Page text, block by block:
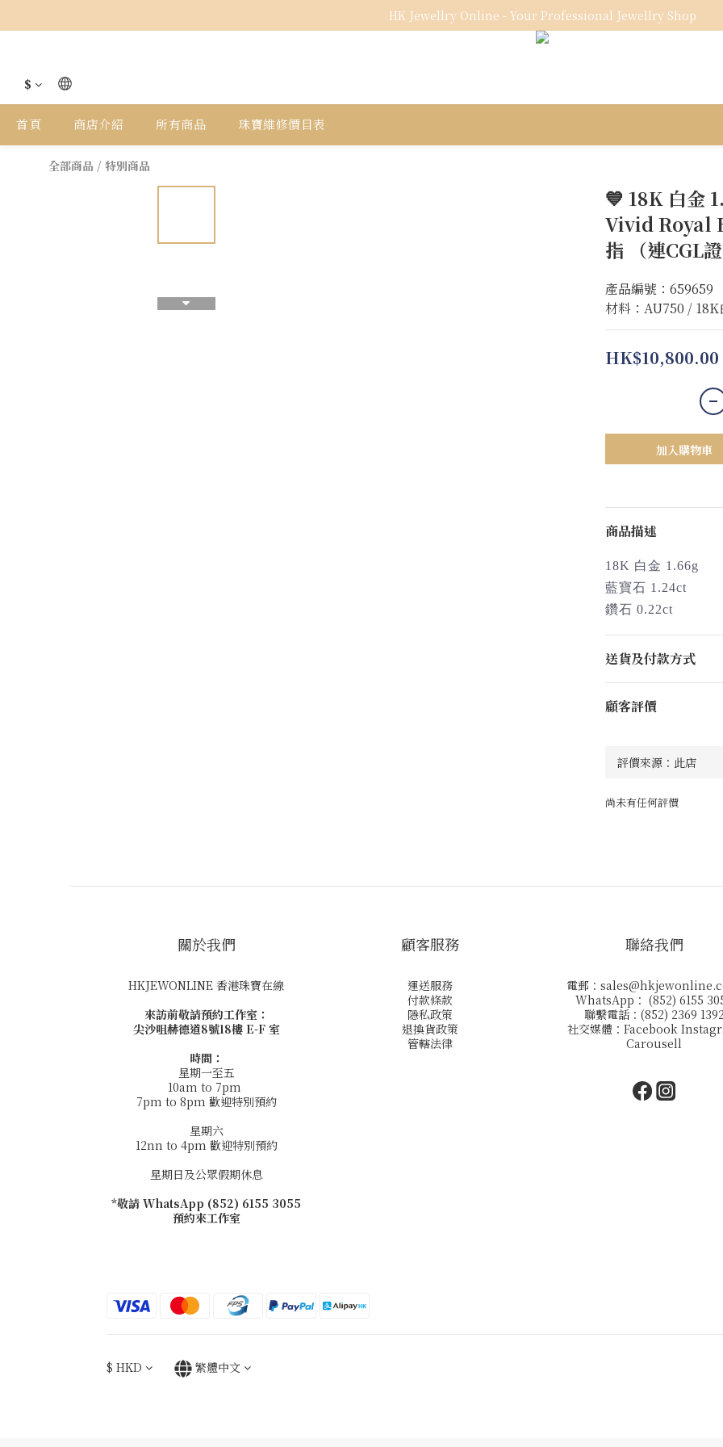
HK Jewellry Online - Your Professional Jewellry Shop
$
首頁 商店介紹 所有商品 珠寶維修價目表
全部商品 / 特別商品
💙 18K 白金
Vivid Royal
指 （連CGL
產品編號：659659
材料：AU750 / 18K
HK$10,800.00
加入購物車
商品描述
18K 白金 1.66g
藍寶石 1.24ct
鑽石 0.22ct
送貨及付款方式
顧客評價
尚未有任何評價
關於我們
HKJEWONLINE 香港珠寶在線
來訪前敬請預約工作室：
尖沙咀赫德道8號18樓 E-F 室
時間：
星期一至五
10am to 7pm
7pm to 8pm 歡迎特別預約
星期六
12nn to 4pm 歡迎特別預約
星期日及公眾假期休息
*敬請 WhatsApp (852) 6155 3055
預約來工作室
顧客服務
運送服務
付款條款
隱私政策
退換貨政策
管轄法律
聯絡我們
電郵：
WhatsApp： (852) 6155
聯繫電話：(852) 2369
社交媒體：Facebook
Carousell
$ HKD 繁體中文